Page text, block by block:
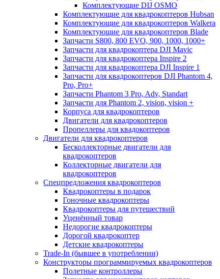
Комплектующие DIJ OSMO
Комплектующие для квадрокоптеров Hubsan
Комплектующие для квадрокоптеров Walkera
Комплектующие для квадрокоптеров Blade
Запчасти S800, 800 EVO, 900, 1000, 1000+
Запчасти для квадрокоптера DJI Mavic
Запчасти для квадрокоптера Inspire 2
Запчасти для квадрокоптера DJI Inspire 1
Запчасти для квадрокоптеров DJI Phantom 4,
Pro, Pro+
Запчасти Phantom 3 Pro, Adv, Standart
Запчасти для Phantom 2, vision, vision +
Корпуса для квадрокоптеров
Двигатели для квадрокоптеров
Пропеллеры для квадокоптеров
Двигатели для квадрокоптеров
Бесколлекторные двигатели для
квадрокоптеров
Коллекторные двигатели для
квадрокоптеров
Спецпредложения квадрокоптеров
Квадрокоптеры в подарок
Гоночные квадрокоптеры
Квадрокоптеры для путешествий
Уценённый товар
Недорогие квадрокоптеры
Дорогой квадрокоптер
Детские квадрокоптеры
Trade-In (бывшее в употреблении)
Конструкторы программируемых квадрокоптеров
Полетные контроллеры